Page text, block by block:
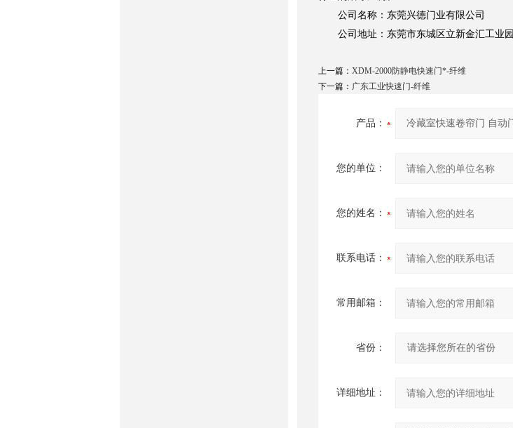
公司名称：东莞兴德门业有限公司
公司地址：东莞市东城区立新金汇工业园
上一篇： XDM-2000防静电快速门*-纤维
下一篇： 广东工业快速门-纤维
产品：
您的单位：
您的姓名：
联系电话：
常用邮箱：
省份：
详细地址：